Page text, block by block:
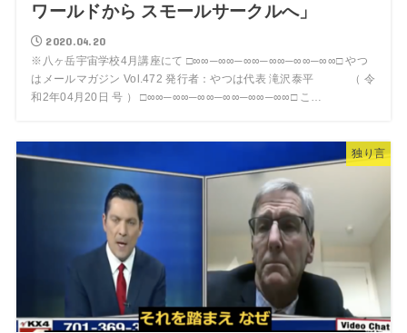
ワールドから スモールサークルへ」
2020.04.20
※八ヶ岳宇宙学校4月講座にて □∞∞─∞∞─∞∞─∞∞─∞∞─∞∞□ やつ
はメールマガジン Vol.472 発行者：やつは代表 滝沢泰平 （ 令
和2年04月20日 号 ） □∞∞─∞∞─∞∞─∞∞─∞∞─∞∞□ こ…
独り言